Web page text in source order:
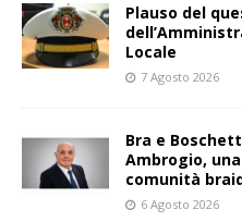
Plauso del
Locale
7 Agosto 2026
Bra e
Ambrogio,
comunità
6 Agosto 2026